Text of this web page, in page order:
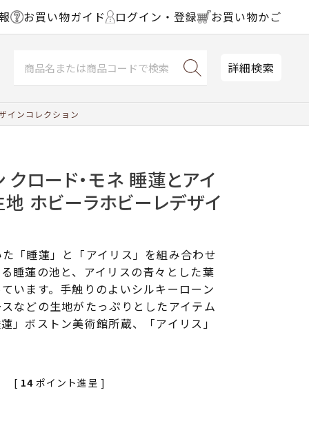
お買い物ガイド ログイン・登録 お買い物かご
詳細検索
インコレクション
クロード・モネ 睡蓮とアイ
ホビーラホビーレデザイ
「睡蓮」と「アイリス」を組み合わせ
睡蓮の池と、アイリスの青々とした葉
います。手触りのよいシルキーローン
などの生地がたっぷりとしたアイテム
」ボストン美術館所蔵、「アイリス」
[ 14 ポイント進呈 ]